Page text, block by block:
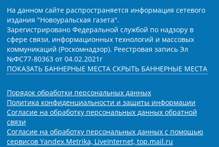
На данном сайте распространяется информация сетевого
издания "Новоуральская газета".
Зарегистрировано Федеральной службой по надзору в
сфере связи, информационных технологий и массовых
коммуникаций (Роскомнадзор). Реестровая запись Эл
№ФС77-80363 от 04.02.2021г
ПОКАЗАТЬ БАННЕРНЫЕ МЕСТА СКРЫТЬ БАННЕРНЫЕ МЕСТА
Порядок обработки персональных данных
Политика конфиденциальности и защиты информации
Согласие на обработку персональных данных обратной
связи
Согласие на обработку персональных данных с помощью
сервисов Yandex.Metrika, LiveInternet, top.mail.ru